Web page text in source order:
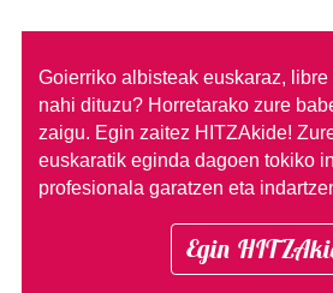
Goierriko albisteak euskaraz,
nahi dituzu? Horretarako zure
zaigu. Egin zaitez HITZAkide!
euskaratik eginda dagoen tokiko
profesionala garatzen eta
Egin